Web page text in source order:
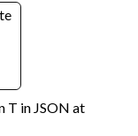
T in JSON at